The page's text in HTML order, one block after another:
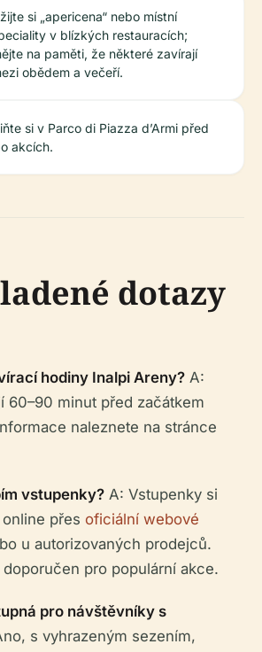
si „apericena“ nebo místní
v blízkých restauracích;
na paměti, že některé zavírají
obědem a večeří.
si v Parco di Piazza d’Armi před
akcích.
dotazy
hodiny Inalpi Areny? A:
60–90 minut před začátkem
naleznete na stránce
vstupenky? A: Vstupenky si
přes oficiální webové
u autorizovaných prodejců.
pro populární akce.
pro návštěvníky s
s vyhrazeným sezením,